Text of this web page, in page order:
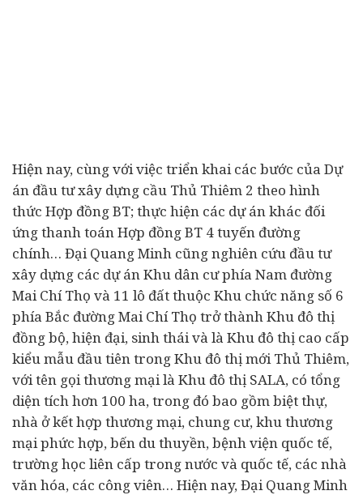
Hiện nay, cùng với việc triển khai các bước của Dự
án đầu tư xây dựng cầu Thủ Thiêm 2 theo hình
thức Hợp đồng BT; thực hiện các dự án khác đối
ứng thanh toán Hợp đồng BT 4 tuyến đường
chính… Đại Quang Minh cũng nghiên cứu đầu tư
xây dựng các dự án Khu dân cư phía Nam đường
Mai Chí Thọ và 11 lô đất thuộc Khu chức năng số 6
phía Bắc đường Mai Chí Thọ trở thành Khu đô thị
đồng bộ, hiện đại, sinh thái và là Khu đô thị cao cấp
kiểu mẫu đầu tiên trong Khu đô thị mới Thủ Thiêm,
với tên gọi thương mại là Khu đô thị SALA, có tổng
diện tích hơn 100 ha, trong đó bao gồm biệt thự,
nhà ở kết hợp thương mại, chung cư, khu thương
mại phức hợp, bến du thuyền, bệnh viện quốc tế,
trường học liên cấp trong nước và quốc tế, các nhà
văn hóa, các công viên… Hiện nay, Đại Quang Minh